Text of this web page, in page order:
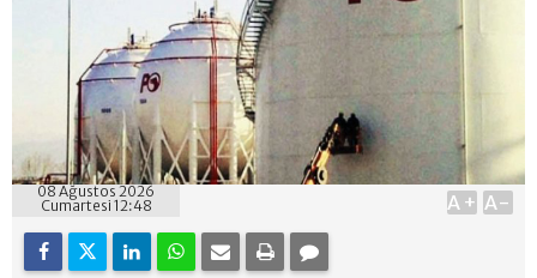
08 Ağustos 2026
Cumartesi 12:48
A+ A-